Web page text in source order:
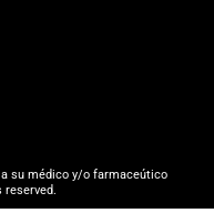
su médico y/o farmaceútico
reserved.